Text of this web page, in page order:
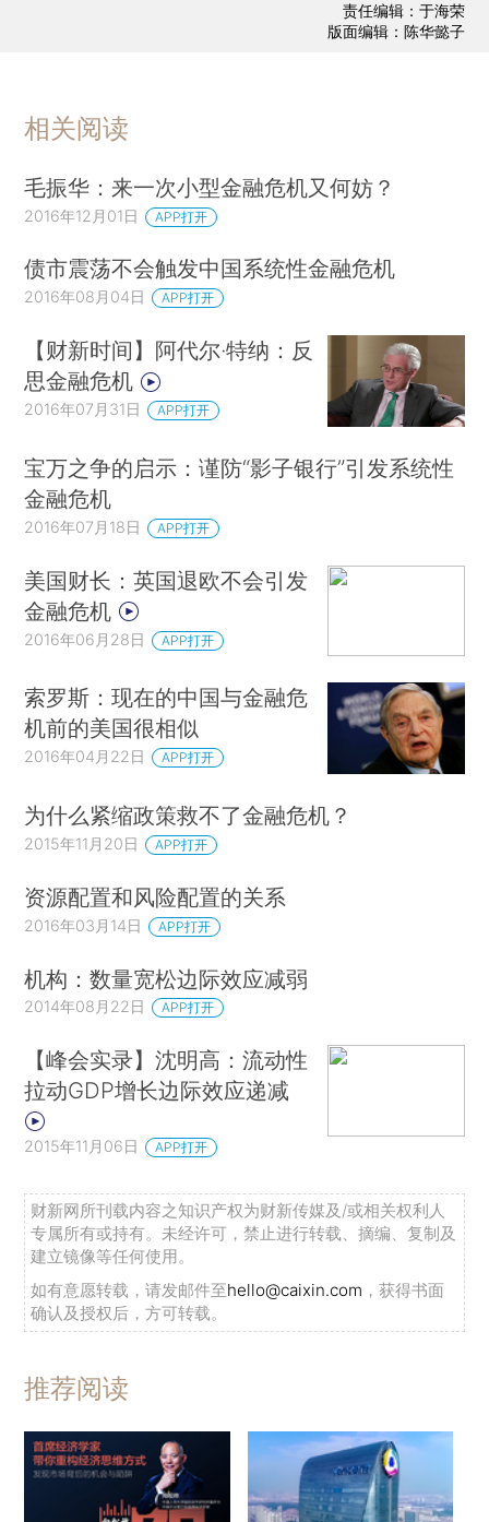
责任编辑：于海荣
版面编辑：陈华懿子
相关阅读
毛振华：来一次小型金融危机又何妨？
2016年12月01日 APP打开
债市震荡不会触发中国系统性金融危机
2016年08月04日 APP打开
【财新时间】阿代尔·特纳：反
思金融危机
2016年07月31日 APP打开
宝万之争的启示：谨防“影子银行”引发系统性
金融危机
2016年07月18日 APP打开
美国财长：英国退欧不会引发
金融危机
2016年06月28日 APP打开
索罗斯：现在的中国与金融危
机前的美国很相似
2016年04月22日 APP打开
为什么紧缩政策救不了金融危机？
2015年11月20日 APP打开
资源配置和风险配置的关系
2016年03月14日 APP打开
机构：数量宽松边际效应减弱
2014年08月22日 APP打开
【峰会实录】沈明高：流动性
拉动GDP增长边际效应递减
2015年11月06日 APP打开
财新网所刊载内容之知识产权为财新传媒及/或相关权利人
专属所有或持有。未经许可，禁止进行转载、摘编、复制及
建立镜像等任何使用。
如有意愿转载，请发邮件至hello@caixin.com ，获得书面
确认及授权后，方可转载。
推荐阅读